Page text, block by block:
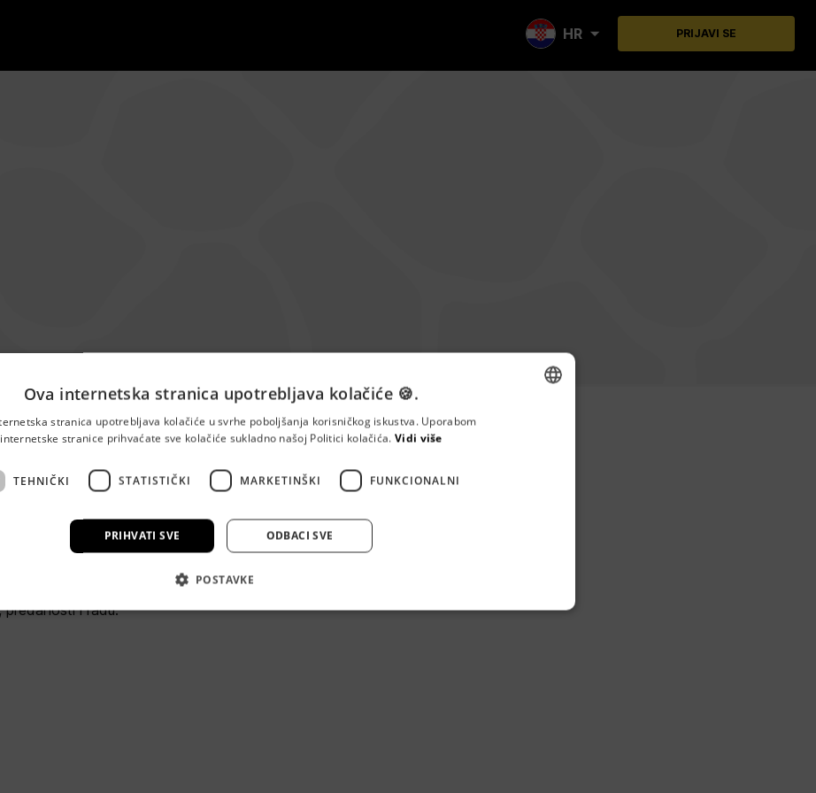
PRIJAVI SE
HR
d.o.o.
Club se bavi proizvodnjom kruha s prirodnim kvascem i izradom lisnatog tijesta. Vizija
neprestano razvija i koja teži kvaliteti, učenju, promjeni kulturoloških prehrambenih
predanosti i radu.
Ova internetska stranica upotrebljava kolačiće 🍪.
stranica upotrebljava kolačiće u svrhe poboljšanja korisničkog iskustva. Uporabom
internetske stranice prihvaćate sve kolačiće sukladno našoj Politici kolačića. Vidi više
TEHNIČKI STATISTIČKI MARKETINŠKI FUNKCIONALNI
PRIHVATI SVE ODBACI SVE
POSTAVKE